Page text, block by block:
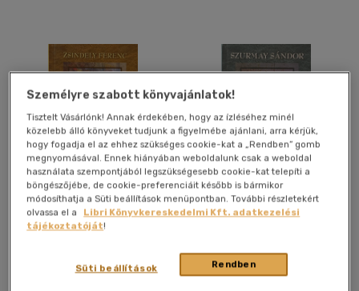
Isten szabad ege alatt
Zsindely Ferenc
Vadászemlékek,
horgászélmények
Antikvár
Személyre szabott könyvajánlatok!
Tisztelt Vásárlónk! Annak érdekében, hogy az ízléséhez minél
közelebb álló könyveket tudjunk a figyelmébe ajánlani, arra kérjük,
hogy fogadja el az ehhez szükséges cookie-kat a „Rendben” gomb
megnyomásával. Ennek hiányában weboldalunk csak a weboldal
használata szempontjából legszükségesebb cookie-kat telepíti a
böngészőjébe, de cookie-preferenciáit később is bármikor
módosíthatja a Süti beállítások menüpontban. További részletekért
olvassa el a
Libri Könyvkereskedelmi Kft. adatkezelési
tájékoztatóját!
Rendben
Süti beállítások